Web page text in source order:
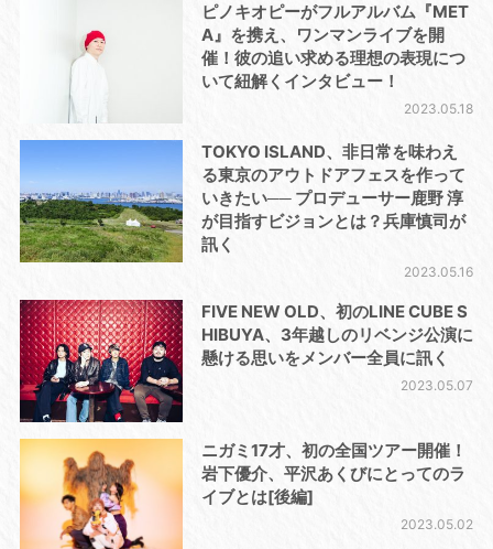
ピノキオピーがフルアルバム『MET
A』を携え、ワンマンライブを開
催！彼の追い求める理想の表現につ
いて紐解くインタビュー！
2023.05.18
TOKYO ISLAND、非日常を味わえ
る東京のアウトドアフェスを作って
いきたい── プロデューサー鹿野 淳
が目指すビジョンとは？兵庫慎司が
訊く
2023.05.16
FIVE NEW OLD、初のLINE CUBE S
HIBUYA、3年越しのリベンジ公演に
懸ける思いをメンバー全員に訊く
2023.05.07
ニガミ17才、初の全国ツアー開催！
岩下優介、平沢あくびにとってのラ
イブとは[後編]
2023.05.02